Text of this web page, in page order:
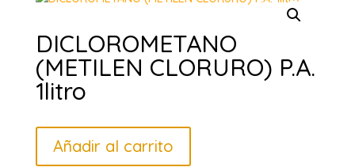
DICLOROMETANO
(METILEN CLORURO) P.A.
1litro
Añadir al carrito